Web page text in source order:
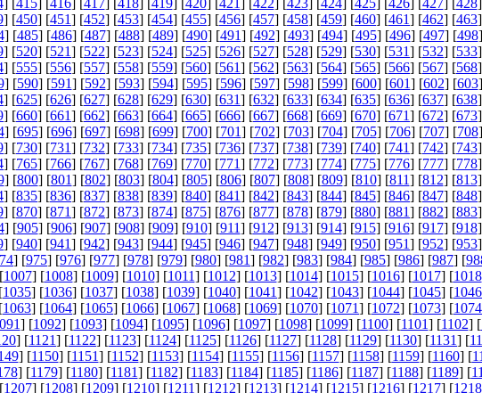
] [415] [416] [417] [418] [419] [420] [421] [422] [423] [424] [425] [426] [427] [428
] [450] [451] [452] [453] [454] [455] [456] [457] [458] [459] [460] [461] [462] [463
] [485] [486] [487] [488] [489] [490] [491] [492] [493] [494] [495] [496] [497] [498
] [520] [521] [522] [523] [524] [525] [526] [527] [528] [529] [530] [531] [532] [533
] [555] [556] [557] [558] [559] [560] [561] [562] [563] [564] [565] [566] [567] [568
] [590] [591] [592] [593] [594] [595] [596] [597] [598] [599] [600] [601] [602] [603
] [625] [626] [627] [628] [629] [630] [631] [632] [633] [634] [635] [636] [637] [638
] [660] [661] [662] [663] [664] [665] [666] [667] [668] [669] [670] [671] [672] [673
] [695] [696] [697] [698] [699] [700] [701] [702] [703] [704] [705] [706] [707] [708
] [730] [731] [732] [733] [734] [735] [736] [737] [738] [739] [740] [741] [742] [743
] [765] [766] [767] [768] [769] [770] [771] [772] [773] [774] [775] [776] [777] [778
] [800] [801] [802] [803] [804] [805] [806] [807] [808] [809] [810] [811] [812] [813
] [835] [836] [837] [838] [839] [840] [841] [842] [843] [844] [845] [846] [847] [848
] [870] [871] [872] [873] [874] [875] [876] [877] [878] [879] [880] [881] [882] [883
] [905] [906] [907] [908] [909] [910] [911] [912] [913] [914] [915] [916] [917] [918
] [940] [941] [942] [943] [944] [945] [946] [947] [948] [949] [950] [951] [952] [953
] [975] [976] [977] [978] [979] [980] [981] [982] [983] [984] [985] [986] [987] [
1007] [1008] [1009] [1010] [1011] [1012] [1013] [1014] [1015] [1016] [1017] [1018
1035] [1036] [1037] [1038] [1039] [1040] [1041] [1042] [1043] [1044] [1045] [1046
1063] [1064] [1065] [1066] [1067] [1068] [1069] [1070] [1071] [1072] [1073] [1074
] [1092] [1093] [1094] [1095] [1096] [1097] [1098] [1099] [1100] [1101] [1102] [
] [1121] [1122] [1123] [1124] [1125] [1126] [1127] [1128] [1129] [1130] [1131] [
] [1150] [1151] [1152] [1153] [1154] [1155] [1156] [1157] [1158] [1159] [1160] [
] [1179] [1180] [1181] [1182] [1183] [1184] [1185] [1186] [1187] [1188] [1189] [
1207] [1208] [1209] [1210] [1211] [1212] [1213] [1214] [1215] [1216] [1217] [1218